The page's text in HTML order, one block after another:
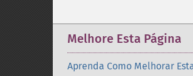
Melhore Esta Página
Aprenda Como Melhorar